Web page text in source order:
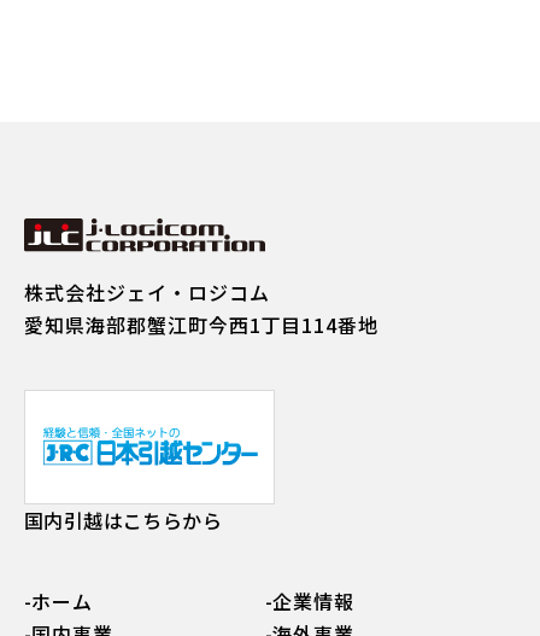
株式会社ジェイ・ロジコム
愛知県海部郡蟹江町今西1丁目114番地
国内引越はこちらから
ホーム
企業情報